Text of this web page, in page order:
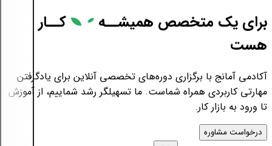
برای یک متخصص همیشــه
کــار
هست
آکادمی آمانج با برگزاری دوره‌های تخصصی آنلاین برای یادگرفتن
مهارتی کاربردی همراه شماست. ما تسهیلگر رشد شماییم، از آموزش
تا ورود به بازار کار.
درخواست مشاوره